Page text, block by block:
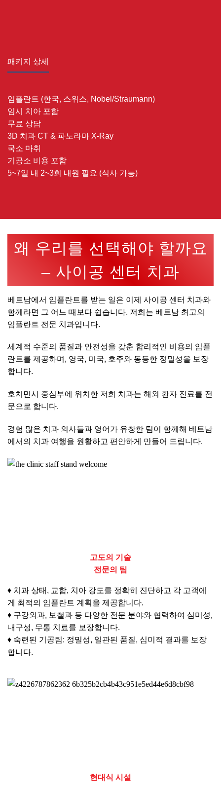
패키지 상세
임플란트 (한국, 스위스, Nobel/Straumann)
임시 치아 포함
무료 상담
3D 치과 CT & 파노라마 X-Ray
국소 마취
기공소 비용 포함
5~7일 내 2~3회 내원 필요 (식사 가능)
왜 우리를 선택해야 할까요
– 사이공 센터 치과
베트남에서 임플란트를 받는 일은 이제 사이공 센터 치과와
함께라면 그 어느 때보다 쉽습니다. 저희는 베트남 최고의
임플란트 전문 치과입니다.
세계적 수준의 품질과 안전성을 갖춘 합리적인 비용의 임플
란트를 제공하며, 영국, 미국, 호주와 동등한 정밀성을 보장
합니다.
호치민시 중심부에 위치한 저희 치과는 해외 환자 진료를 전
문으로 합니다.
경험 많은 치과 의사들과 영어가 유창한 팀이 함께해 베트남
에서의 치과 여행을 원활하고 편안하게 만들어 드립니다.
고도의 기술
전문의 팀
♦ 치과 상태, 교합, 치아 강도를 정확히 진단하고 각 고객에
게 최적의 임플란트 계획을 제공합니다.
♦ 구강외과, 보철과 등 다양한 전문 분야와 협력하여 심미성,
내구성, 무통 치료를 보장합니다.
♦ 숙련된 기공팀: 정밀성, 일관된 품질, 심미적 결과를 보장
합니다.
현대식 시설